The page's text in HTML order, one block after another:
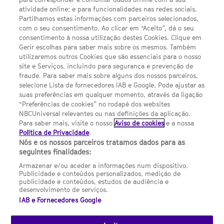
Escolhas de Anúncios
Política de privacidade
Sobre nós
Termos E Condições
FILMES
UMA DIVISÃO DA NBCUNIVERSAL
Contact us by email: contact.SYFYPortugal@ncbuni.com
by Universal Studios International BV
NBC Universal Global Networks, S.L.U. Paseo de la Castellana,
95. Planta 10 Edificio Torre Europa 28046 Madrid B-82227893
by the National Commission on Competition & Markets
atividade online; e para funcionalidades nas redes sociais.
Partilhamos estas informações com parceiros selecionados,
com o seu consentimento. Ao clicar em “Aceito”, dá o seu
consentimento à nossa utilização destes Cookies. Clique em
Gerir escolhas para saber mais sobre os mesmos. Também
utilizaremos outros Cookies que são essenciais para o nosso
site e Serviços, incluindo para segurança e prevenção de
fraude. Para saber mais sobre alguns dos nossos parceiros,
selecione Lista de fornecedores IAB e Google. Pode ajustar as
suas preferências em qualquer momento, através da ligação
“Preferências de cookies” no rodapé dos websites
NBCUniversal relevantes ou nas definições da aplicação.
Para saber mais, visite o nossoAviso de cookies e a nossa
Política de Privacidade.
Nós e os nossos parceiros tratamos dados para as
seguintes finalidades:
Armazenar e/ou aceder a informações num dispositivo.
Publicidade e conteúdos personalizados, medição de
publicidade e conteúdos, estudos de audiência e
desenvolvimento de serviços.
IAB e Fornecedores Google